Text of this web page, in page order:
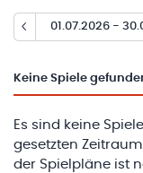
01.07.2026 -
Keine Spiele
Es sind keine
gesetzten
der Spielpläne ist